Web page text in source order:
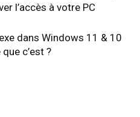
l’accès à votre PC
dans Windows 11 & 10
c’est ?